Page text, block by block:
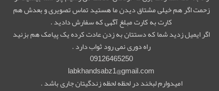
زحمت اگر هم خیلی مشتاق دیدن ما هستید تماس تصویری و بعدش هم
کارت به کارت مبلغ آگهی که سفارش دادید .
اگر ایمیل زدید شما که دستتان به زدن عادت کرده یک پیامک هم بزنید
راه دوری نمی رود ثواب دارد .
09126465250
labkhandsabz1@gmail.com
امیدوارم لبخند در لحظه لحظه زندگیتان جاری باشد .